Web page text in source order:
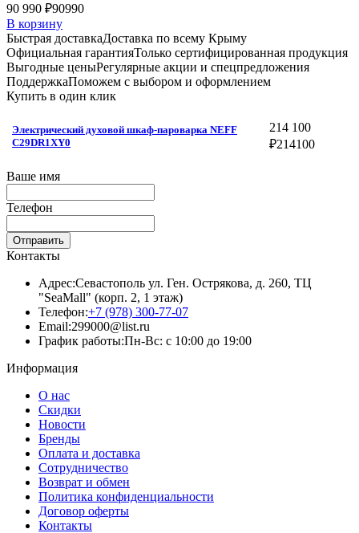
90 990 ₽90990
В корзину
Быстрая доставкаДоставка по всему Крыму
Официальная гарантияТолько сертифицированная продукция
Выгодные ценыРегулярные акции и спецпредложения
ПоддержкаПоможем с выбором и оформлением
Купить в один клик
Электрический духовой шкаф-пароварка NEFF
C29DR1XY0
214 100
₽214100
Ваше имя
Телефон
Отправить
Контакты
Адрес:Севастополь ул. Ген. Острякова, д. 260, ТЦ
"SeaMall" (корп. 2, 1 этаж)
Телефон:+7 (978) 300-77-07
Email:299000@list.ru
График работы:Пн-Вс: с 10:00 до 19:00
Информация
О нас
Скидки
Новости
Бренды
Оплата и доставка
Сотрудничество
Возврат и обмен
Политика конфиденциальности
Договор оферты
Контакты